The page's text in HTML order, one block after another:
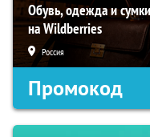
Обувь, одежда и
на Wildberries
Россия
Промокод